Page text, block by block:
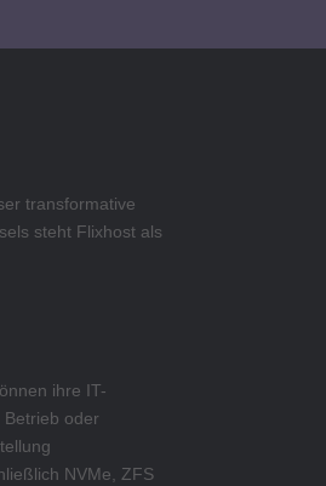
transformative
steht Flixhost als
ihre IT-
oder
NVMe, ZFS